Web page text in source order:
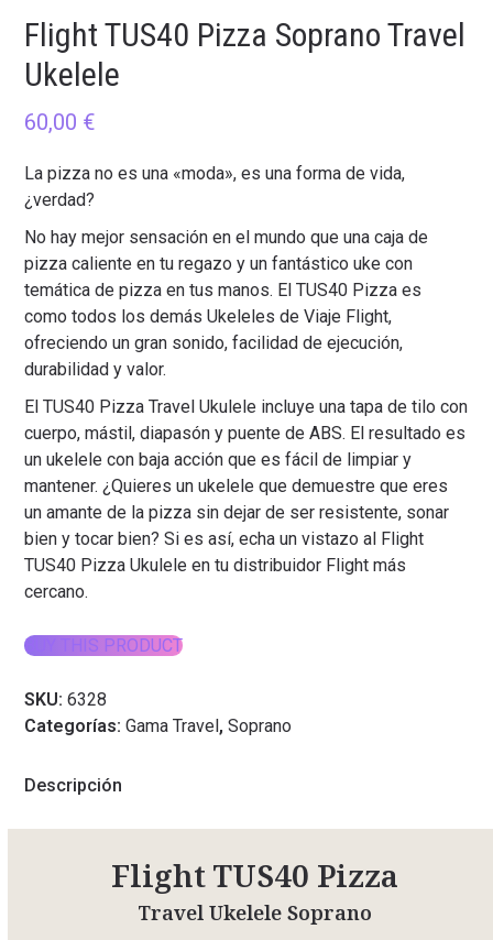
Flight TUS40 Pizza Soprano Travel
Ukelele
60,00 €
La pizza no es una «moda», es una forma de vida,
¿verdad?
No hay mejor sensación en el mundo que una caja de
pizza caliente en tu regazo y un fantástico uke con
temática de pizza en tus manos. El TUS40 Pizza es
como todos los demás Ukeleles de Viaje Flight,
ofreciendo un gran sonido, facilidad de ejecución,
durabilidad y valor.
El TUS40 Pizza Travel Ukulele incluye una tapa de tilo con
cuerpo, mástil, diapasón y puente de ABS. El resultado es
un ukelele con baja acción que es fácil de limpiar y
mantener. ¿Quieres un ukelele que demuestre que eres
un amante de la pizza sin dejar de ser resistente, sonar
bien y tocar bien? Si es así, echa un vistazo al Flight
TUS40 Pizza Ukulele en tu distribuidor Flight más
cercano.
BUY THIS PRODUCT
SKU:6328
Categorías:Gama Travel ,Soprano
Descripción
Flight TUS40 Pizza
Travel Ukelele Soprano